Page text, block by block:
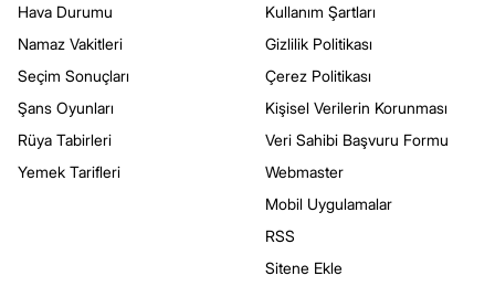
Hava Durumu
Namaz Vakitleri
Seçim Sonuçları
Şans Oyunları
Rüya Tabirleri
Yemek Tarifleri
Kullanım Şartları
Gizlilik Politikası
Çerez Politikası
Kişisel Verilerin Korunması
Veri Sahibi Başvuru Formu
Webmaster
Mobil Uygulamalar
RSS
Sitene Ekle